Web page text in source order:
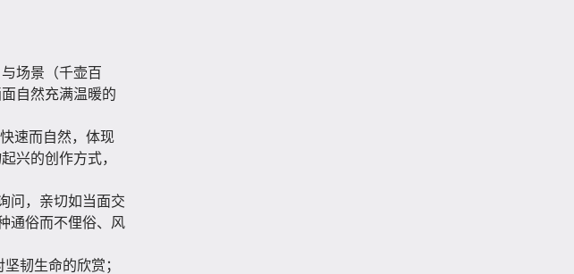
场景（千壶百
自然充满温暖的
快速而自然，体现
兴的创作方式，
问，亲切如当面交
通俗而不俚俗、风
韧生命的欣赏；